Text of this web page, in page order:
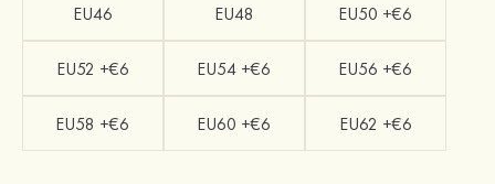
EU46 EU48 EU50 +€6
EU52 +€6 EU54 +€6 EU56 +€6
EU58 +€6 EU60 +€6 EU62 +€6